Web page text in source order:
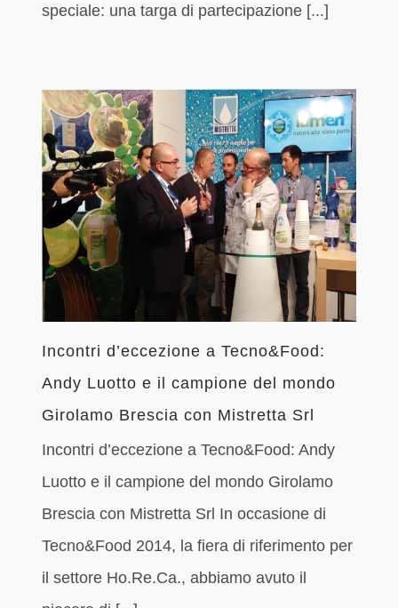
speciale: una targa di partecipazione [...]
Incontri d’eccezione a Tecno&Food:
Andy Luotto e il campione del mondo
Girolamo Brescia con Mistretta Srl
Incontri d’eccezione a Tecno&Food: Andy
Luotto e il campione del mondo Girolamo
Brescia con Mistretta Srl In occasione di
Tecno&Food 2014, la fiera di riferimento per
il settore Ho.Re.Ca., abbiamo avuto il